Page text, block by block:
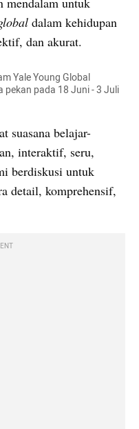
dalam kehidupan
dan akurat.
Yale Young Global
pekan pada 18 Juni - 3 Juli
suasana belajar-
interaktif, seru,
berdiskusi untuk
detail, komprehensif,